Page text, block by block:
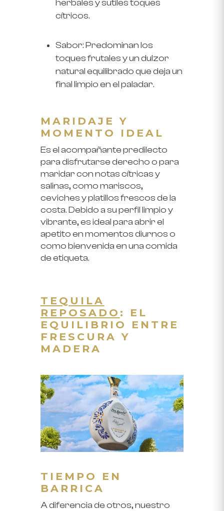
herbales y sutiles toques
cítricos.
Sabor:Predominan los
toques frutales y un dulzor
natural equilibrado que deja un
final limpio en el paladar.
MARIDAJE Y
MOMENTO IDEAL
Es el acompañante predilecto
para disfrutarse derecho o para
maridar con notas cítricas y
salinas, como mariscos,
ceviches y platillos frescos de la
costa. Debido a su perfil limpio y
vibrante, es ideal para abrir el
apetito en momentos diurnos o
como bienvenida en una comida
de etiqueta.
TEQUILA
REPOSADO : EL
EQUILIBRIO ENTRE
FRESCURA Y
MADERA
TIEMPO EN
BARRICA
A diferencia de otros, nuestro